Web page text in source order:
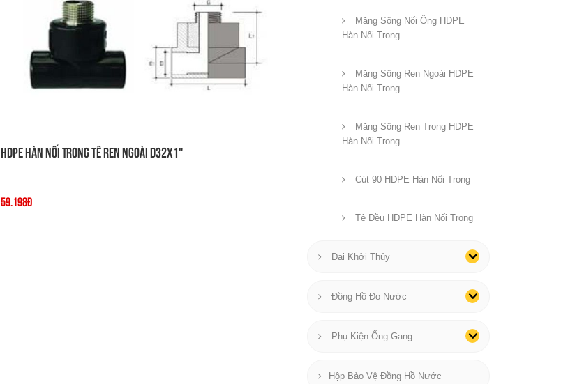
HDPE Hàn Nối Trong Tê Ren Ngoài D32x1"
59.198đ
Măng Sông Nối Ống HDPE
Hàn Nối Trong
Măng Sông Ren Ngoài HDPE
Hàn Nối Trong
Măng Sông Ren Trong HDPE
Hàn Nối Trong
Cút 90 HDPE Hàn Nối Trong
Tê Đều HDPE Hàn Nối Trong
Đai Khởi Thủy
Đồng Hồ Đo Nước
Phụ Kiện Ống Gang
Hộp Bảo Vệ Đồng Hồ Nước